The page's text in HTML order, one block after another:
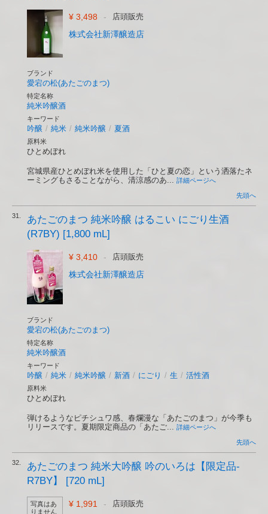
¥ 3,498 - 店頭販売
株式会社新澤醸造店
ブランド
愛宕の松(あたごのまつ)
特定名称
純米吟醸酒
キーワード
吟醸 / 純米 / 純米吟醸 / 夏酒
原料米
ひとめぼれ
宮城県産ひとめぼれ米を使用した「ひと夏の恋」という洒落たネ
ーミングもさることながら、清涼感のあ... 詳細ページへ
先頭へ
31.
あたごのまつ 純米吟醸 はるこい にごり生酒
(R7BY) [1,800 mL]
¥ 3,410 - 店頭販売
株式会社新澤醸造店
ブランド
愛宕の松(あたごのまつ)
特定名称
純米吟醸酒
キーワード
吟醸 / 純米 / 純米吟醸 / 新酒 / にごり / 生 / 活性酒
原料米
ひとめぼれ
弾けるようなピチシュワ感、春爛漫な「あたごのまつ」が今季も
リリースです。夏期限定商品の「あたご... 詳細ページへ
先頭へ
32.
あたごのまつ 純米大吟醸 吟のいろは【限定品-
R7BY】 [720 mL]
写真はあ
りません
¥ 1,991 - 店頭販売